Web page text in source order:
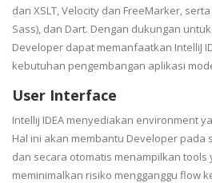
dan XSLT, Velocity dan FreeMarker, serta
Sass), dan Dart. Dengan dukungan
Developer dapat memanfaatkan IntelliJ
kebutuhan pengembangan aplikasi
User Interface
Intellij IDEA menyediakan environment
Hal ini akan membantu Developer pada
dan secara otomatis menampilkan
meminimalkan risiko mengganggu flow